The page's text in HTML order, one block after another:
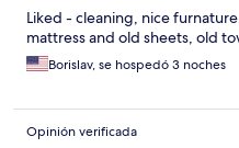
Liked - cleaning, nice
mattress and old sheets, old
Borislav, se hospedó 3 noches
Opinión verificada